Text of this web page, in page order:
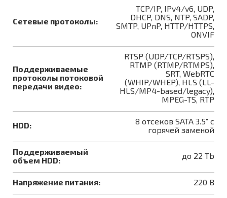
Сетевые протоколы:
TCP/IP, IPv4/v6, UDP,
DHCP, DNS, NTP, SADP,
SMTP, UPnP, HTTP/HTTPS,
ONVIF
Поддерживаемые
протоколы потоковой
передачи видео:
RTSP (UDP/TCP/RTSPS),
RTMP (RTMP/RTMPS),
SRT, WebRTC
(WHIP/WHEP), HLS (LL-
HLS/MP4-based/legacy),
MPEG-TS, RTP
HDD:
8 отсеков SATA 3.5" с
горячей заменой
Поддерживаемый
объем HDD:
до 22 Tb
Напряжение питания: 220 В